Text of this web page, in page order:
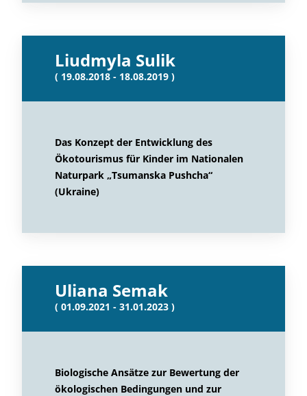
Liudmyla Sulik
( 19.08.2018 - 18.08.2019 )
Das Konzept der Entwicklung des
Ökotourismus für Kinder im Nationalen
Naturpark „Tsumanska Pushcha“
(Ukraine)
Uliana Semak
( 01.09.2021 - 31.01.2023 )
Biologische Ansätze zur Bewertung der
ökologischen Bedingungen und zur